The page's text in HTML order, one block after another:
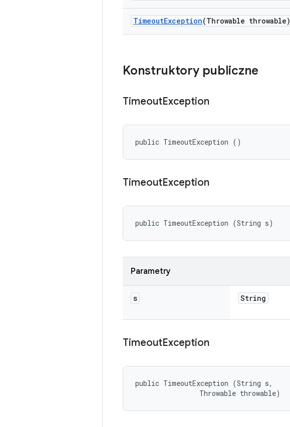
TimeoutException(Throwable throwable)
Konstruktory publiczne
TimeoutException
public TimeoutException ()
TimeoutException
public TimeoutException (String s)
Parametry
s String
TimeoutException
public TimeoutException (String s,
                Throwable throwable)